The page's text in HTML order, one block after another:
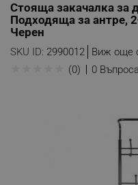
Стояща закачалка за
Подходяща за антре,
Черен
SKU ID: 2990012 Виж още
(0) 0 Въпроса